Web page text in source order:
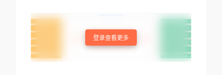
登录查看更多